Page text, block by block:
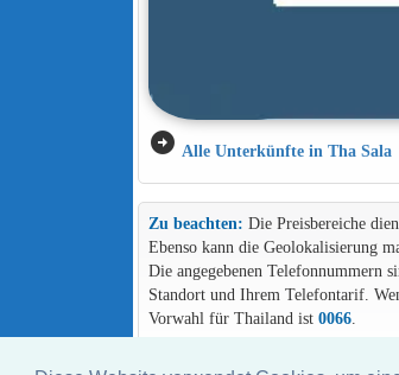
arrow_circle_right Alle Unterkünfte in Tha Sala
Zu beachten: Die Preisbereiche
Ebenso kann die Geolokalisierung
Die angegebenen Telefonnummern
Standort und Ihrem Telefontarif.
Vorwahl für Thailand ist 0066.